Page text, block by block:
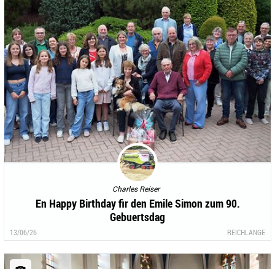
Charles Reiser
En Happy Birthday fir den Emile Simon zum 90.
Gebuertsdag
13/06/26 REICHLANGE